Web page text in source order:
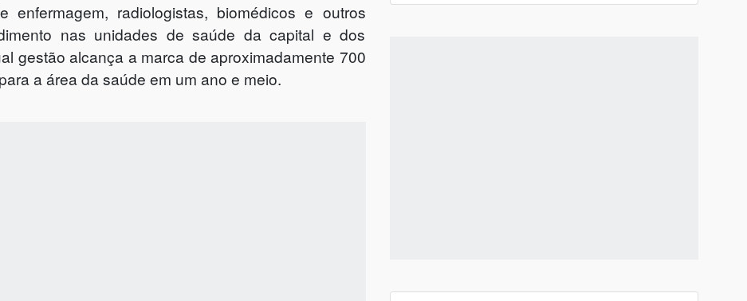
radiologistas, biomédicos e outros
nas unidades de saúde da capital e dos
gestão alcança a marca de aproximadamente 700
a área da saúde em um ano e meio.